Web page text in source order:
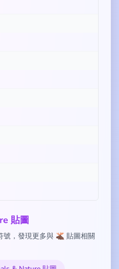
貼圖
號，發現更多與 🫎 貼圖相關